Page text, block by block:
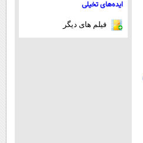
ایده‌های تخیلی
فیلم های دیگر